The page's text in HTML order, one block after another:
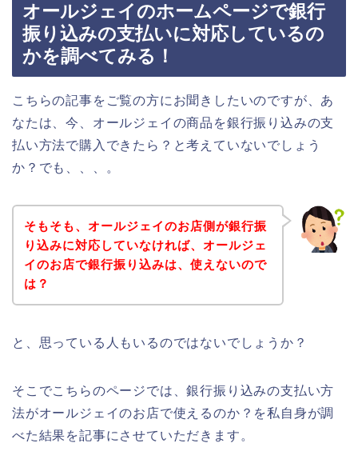
オールジェイのホームページで銀行
振り込みの支払いに対応しているの
かを調べてみる！
こちらの記事をご覧の方にお聞きしたいのですが、あ
なたは、今、オールジェイの商品を銀行振り込みの支
払い方法で購入できたら？と考えていないでしょう
か？でも、、、。
そもそも、オールジェイのお店側が銀行振
り込みに対応していなければ、オールジェ
イのお店で銀行振り込みは、使えないので
は？
と、思っている人もいるのではないでしょうか？
そこでこちらのページでは、銀行振り込みの支払い方
法がオールジェイのお店で使えるのか？を私自身が調
べた結果を記事にさせていただきます。